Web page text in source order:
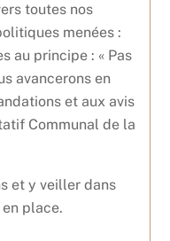
toutes nos
menées :
au principe : « Pas
avancerons en
et aux avis
Communal de la
et y veiller dans
place.